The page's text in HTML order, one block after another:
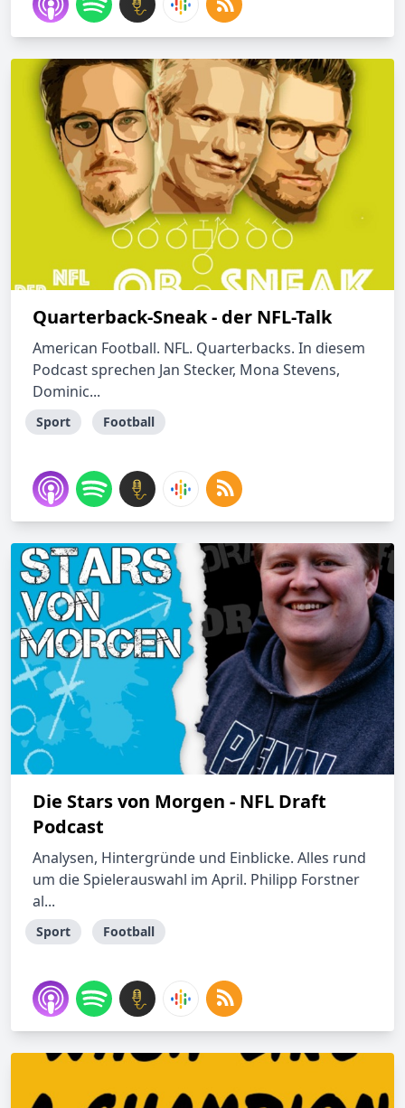
Quarterback-Sneak - der NFL-Talk
American Football. NFL. Quarterbacks. In diesem
Podcast sprechen Jan Stecker, Mona Stevens,
Dominic...
Sport Football
Die Stars von Morgen - NFL Draft
Podcast
Analysen, Hintergründe und Einblicke. Alles rund
um die Spielerauswahl im April. Philipp Forstner
al...
Sport Football